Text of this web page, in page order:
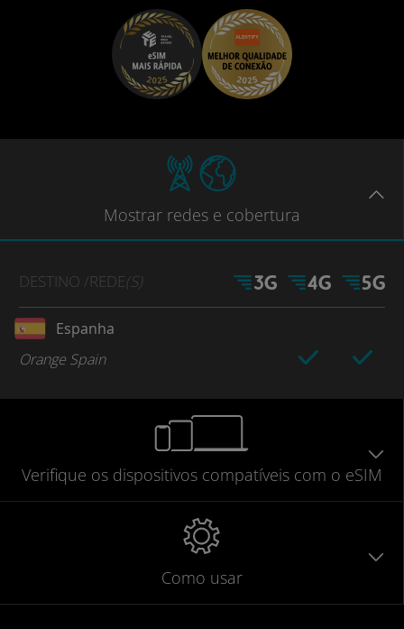
Mostrar redes e cobertura
DESTINO /REDE(S)
Espanha
Orange Spain
Verifique os dispositivos compatíveis com o eSIM
Como usar